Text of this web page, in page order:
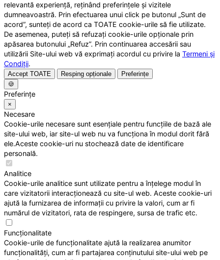
relevantă experiență, reținând preferințele și vizitele
dumneavoastră. Prin efectuarea unui click pe butonul „Sunt de
acord”, sunteți de acord ca TOATE cookie-urile să fie utilizate.
De asemenea, puteți să refuzați cookie-urile opționale prin
apăsarea butonului „Refuz”. Prin continuarea accesării sau
utilizării Site-ului web vă exprimați acordul cu privire la Termeni și
Condiții.
Accept TOATE Resping opționale
Preferințe
🍪
Preferințe
×
Necesare
Cookie-urile necesare sunt esențiale pentru funcțiile de bază ale
site-ului web, iar site-ul web nu va funcționa în modul dorit fără
ele.Aceste cookie-uri nu stochează date de identificare
personală.
Analitice
Cookie-urile analitice sunt utilizate pentru a înțelege modul în
care vizitatorii interacționează cu site-ul web. Aceste cookie-uri
ajută la furnizarea de informații cu privire la valori, cum ar fi
numărul de vizitatori, rata de respingere, sursa de trafic etc.
Funcționalitate
Cookie-urile de funcționalitate ajută la realizarea anumitor
funcționalități, cum ar fi partajarea conținutului site-ului web pe